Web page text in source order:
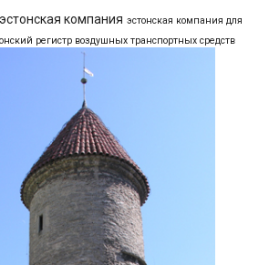
эстонская компания эстонская компания для
регистр воздушных транспортных средств